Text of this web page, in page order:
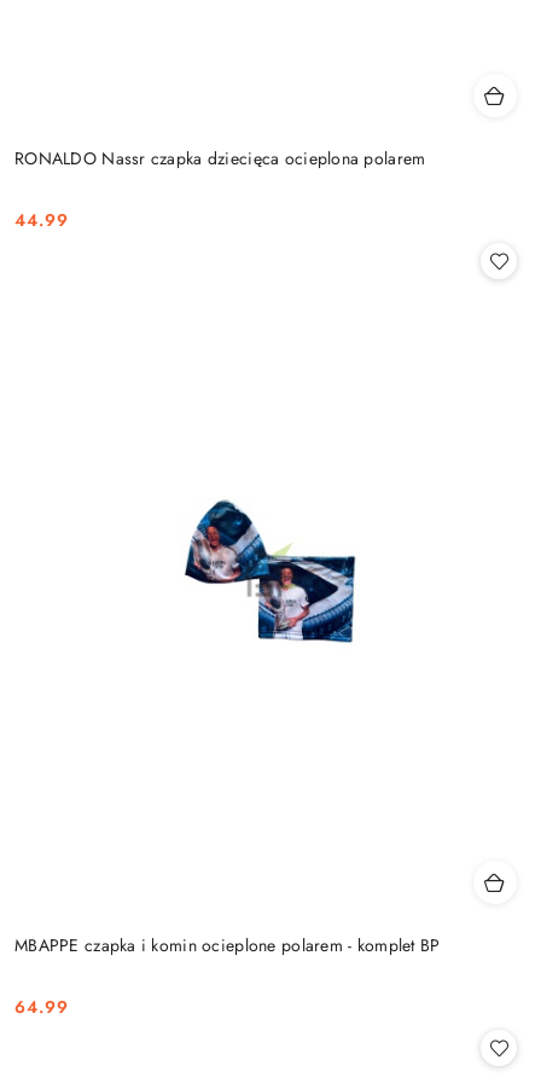
RONALDO Nassr czapka dziecięca ocieplona polarem
Cena:
44.99
MBAPPE czapka i komin ocieplone polarem - komplet BP
Cena:
64.99